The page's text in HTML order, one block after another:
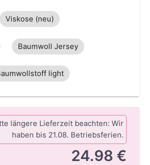
Viskose (neu)
Baumwoll Jersey
light
längere Lieferzeit beachten: Wir
haben bis 21.08. Betriebsferien.
24.98 €